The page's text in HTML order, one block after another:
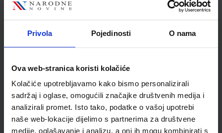
Privola Pojedinosti O nama
Ova web-stranica koristi kolačiće
Kolačiće upotrebljavamo kako bismo personalizirali
sadržaj i oglase, omogućili značajke društvenih medija i
analizirali promet. Isto tako, podatke o vašoj upotrebi
naše web-lokacije dijelimo s partnerima za društvene
medije, oglašavanje i analizu, a oni ih mogu kombinirati s
Detalji proizvoda
Šifra proizvoda
584154
Jedinična mjera